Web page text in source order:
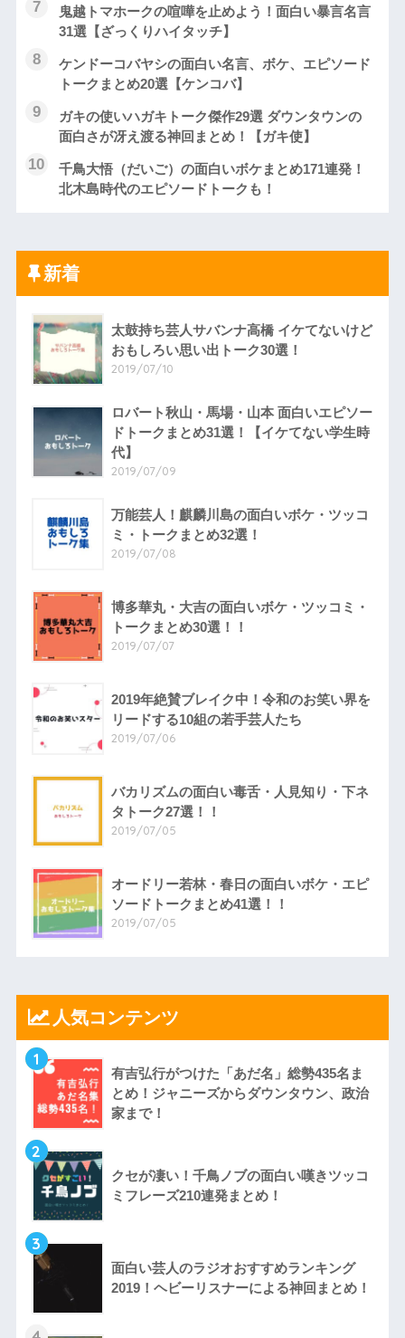
鬼越トマホークの喧嘩を止めよう！面白い暴言名言
31選【ざっくりハイタッチ】
ケンドーコバヤシの面白い名言、ボケ、エピソード
トークまとめ20選【ケンコバ】
ガキの使いハガキトーク傑作29選 ダウンタウンの
面白さが冴え渡る神回まとめ！【ガキ使】
千鳥大悟（だいご）の面白いボケまとめ171連発！
北木島時代のエピソードトークも！
新着
太鼓持ち芸人サバンナ高橋 イケてないけど
おもしろい思い出トーク30選！
2019/07/10
ロバート秋山・馬場・山本 面白いエピソー
ドトークまとめ31選！【イケてない学生時
代】
2019/07/09
万能芸人！麒麟川島の面白いボケ・ツッコ
ミ・トークまとめ32選！
2019/07/08
博多華丸・大吉の面白いボケ・ツッコミ・
トークまとめ30選！！
2019/07/07
2019年絶賛ブレイク中！令和のお笑い界を
リードする10組の若手芸人たち
2019/07/06
バカリズムの面白い毒舌・人見知り・下ネ
タトーク27選！！
2019/07/05
オードリー若林・春日の面白いボケ・エピ
ソードトークまとめ41選！！
2019/07/05
人気コンテンツ
1
有吉弘行がつけた「あだ名」総勢435名ま
とめ！ジャニーズからダウンタウン、政治
家まで！
2
クセが凄い！千鳥ノブの面白い嘆きツッコ
ミフレーズ210連発まとめ！
3
面白い芸人のラジオおすすめランキング
2019！ヘビーリスナーによる神回まとめ！